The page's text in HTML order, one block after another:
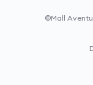
©Mall